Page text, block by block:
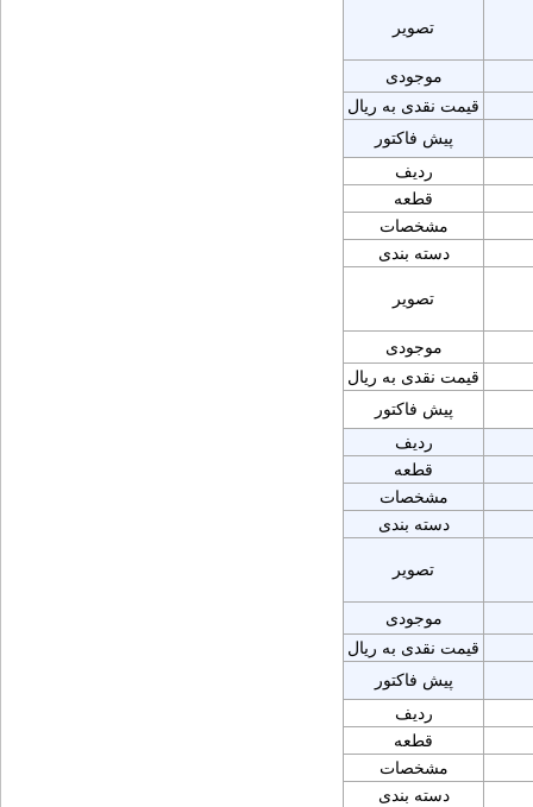
تصویر
موجودی
قیمت نقدی به ریال
پیش فاکتور
ردیف
قطعه
مشخصات
دسته بندی
تصویر
موجودی
قیمت نقدی به ریال
پیش فاکتور
ردیف
قطعه
مشخصات
دسته بندی
تصویر
موجودی
قیمت نقدی به ریال
پیش فاکتور
ردیف
قطعه
مشخصات
دسته بندی